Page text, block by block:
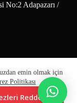
emin olmak için
Politikası
Reddet
No:2 Adapazarı /
Politikası